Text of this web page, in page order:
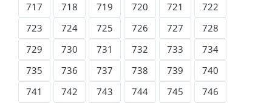
717
718 719 720 721
722
723
724 725 726 727
728
729
730 731 732 733
734
735
736 737 738 739
740
741
742 743 744 745
746